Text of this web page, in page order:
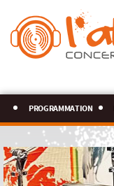
programmation